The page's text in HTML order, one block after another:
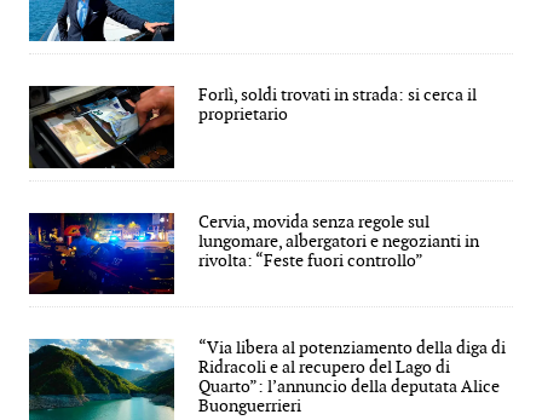
Forlì, soldi trovati in strada: si cerca il
proprietario
Cervia, movida senza regole sul
lungomare, albergatori e negozianti in
rivolta: “Feste fuori controllo”
“Via libera al potenziamento della diga di
Ridracoli e al recupero del Lago di
Quarto”: l’annuncio della deputata Alice
Buonguerrieri